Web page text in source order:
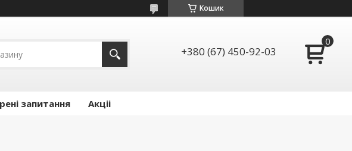
Кошик
+380 (67) 450-92-03
запитання Акціі